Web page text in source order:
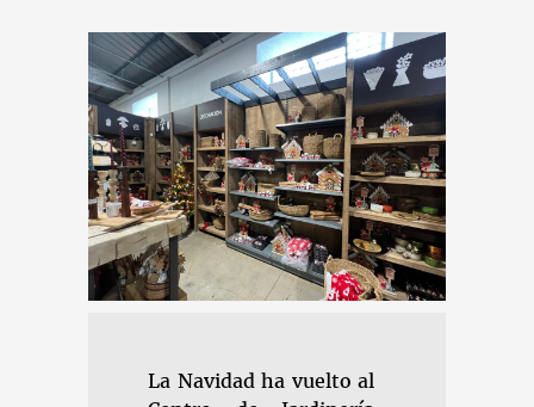
JARDINARIUM
NEWS
CONTACTO
2025_REBAJAS
La Navidad ha vuelto al